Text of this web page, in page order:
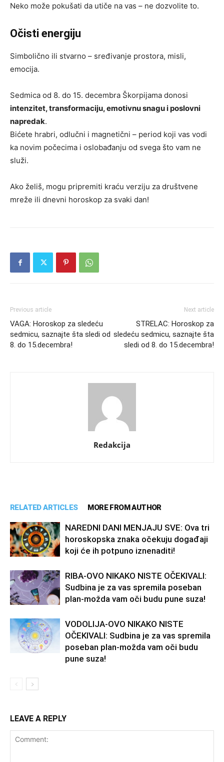
Neko može pokušati da utiče na vas – ne dozvolite to.
Očisti energiju
Simbolično ili stvarno – sređivanje prostora, misli,
emocija.
Sedmica od 8. do 15. decembra Škorpijama donosi
intenzitet, transformaciju, emotivnu snagu i poslovni
napredak.
Bićete hrabri, odlučni i magnetični – period koji vas vodi
ka novim počecima i oslobađanju od svega što vam ne
služi.
Ako želiš, mogu pripremiti kraću verziju za društvene
mreže ili dnevni horoskop za svaki dan!
Previous article
VAGA: Horoskop za sledeću
sedmicu, saznajte šta sledi od
8. do 15.decembra!
Next article
STRELAC: Horoskop za
sledeću sedmicu, saznajte šta
sledi od 8. do 15.decembra!
Redakcija
RELATED ARTICLES MORE FROM AUTHOR
NAREDNI DANI MENJAJU SVE: Ova tri
horoskopska znaka očekuju događaji
koji će ih potpuno iznenaditi!
RIBA-OVO NIKAKO NISTE OČEKIVALI:
Sudbina je za vas spremila poseban
plan-možda vam oči budu pune suza!
VODOLIJA-OVO NIKAKO NISTE
OČEKIVALI: Sudbina je za vas spremila
poseban plan-možda vam oči budu
pune suza!
LEAVE A REPLY